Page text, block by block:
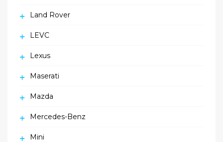
Land Rover
LEVC
Lexus
Maserati
Mazda
Mercedes-Benz
Mini